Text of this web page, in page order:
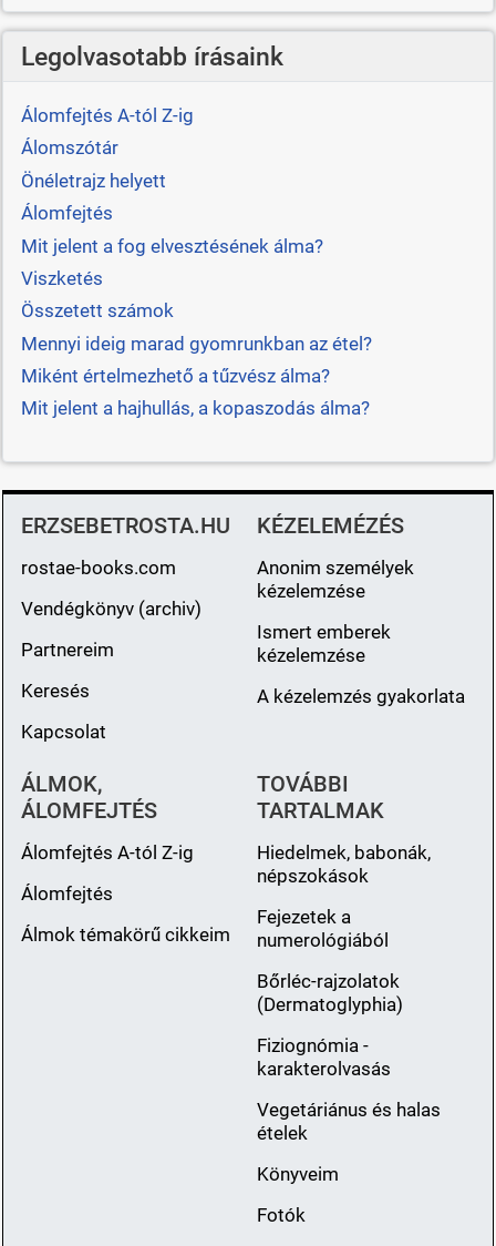
Legolvasotabb írásaink
Álomfejtés A-tól Z-ig
Álomszótár
Önéletrajz helyett
Álomfejtés
Mit jelent a fog elvesztésének álma?
Viszketés
Összetett számok
Mennyi ideig marad gyomrunkban az étel?
Miként értelmezhető a tűzvész álma?
Mit jelent a hajhullás, a kopaszodás álma?
ERZSEBETROSTA.HU
rostae-books.com
Vendégkönyv (archiv)
Partnereim
Keresés
Kapcsolat
KÉZELEMÉZÉS
Anonim személyek
kézelemzése
Ismert emberek
kézelemzése
A kézelemzés gyakorlata
ÁLMOK,
ÁLOMFEJTÉS
Álomfejtés A-tól Z-ig
Álomfejtés
Álmok témakörű cikkeim
TOVÁBBI
TARTALMAK
Hiedelmek, babonák,
népszokások
Fejezetek a
numerológiából
Bőrléc-rajzolatok
(Dermatoglyphia)
Fiziognómia -
karakterolvasás
Vegetáriánus és halas
ételek
Könyveim
Fotók